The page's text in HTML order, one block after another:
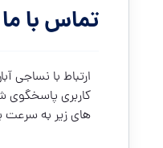
تماس با ما
کاربری پاسخگوی
های زیر به